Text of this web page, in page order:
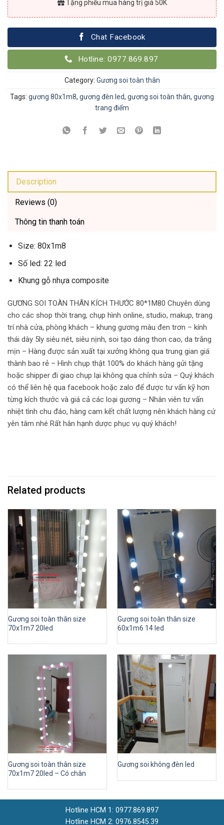
Tặng phiếu mua hàng trị giá 50K
Chat Facebook
Hotline: 0977.869.897
Category: Gương soi toàn thân
Tags: gương 80x1m8, gương đèn led, gương soi toàn thân, gương
trang điểm
Description
Reviews (0)
Thông tin thanh toán
Size: 80x1m8
Số led: 22 led
Khung gỗ nhựa composite
GƯƠNG SOI TOÀN THÂN KÍCH THƯỚC 80*1M80 Chuyên dùng
cho các shop thời trang, chụp hình online, studio, makup, trang
trí nhà cửa, phòng khách – khung gương màu đen trơn – kính
thái dày 5ly siêu nét, siêu nịnh, soi tạo dáng thon cao, da trắng
mịn – Hàng được sản xuất tại xưởng không qua trung gian giá
thành bao rẻ – Hình chụp thật 100% do khách hàng gửi tặng
hoặc shipper đi giao chụp lại không qua chỉnh sửa – Quý khách
có thể liên hệ qua facebook hoặc zalo để được tư vấn kỹ hơn
từng kích thước và giá cả các loại gương – Nhân viên tư vấn
nhiệt tình chu đáo, hàng cam kết chất lượng nên khách hàng cứ
yên tâm nhé Rất hân hạnh dược phục vụ quý khách!
Related products
Gương soi toàn thân size
70x1m7 20led
Gương soi toàn thân size
60x1m6 14 led
Gương soi toàn thân size
70x1m7 20led – Có chân
Gương soi không đèn led
Hotline HCM 1: 0977.869.897
Hotline HCM 2: 0976.8545.39